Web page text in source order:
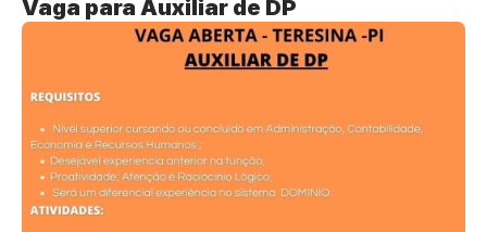
Vaga para Auxiliar de DP